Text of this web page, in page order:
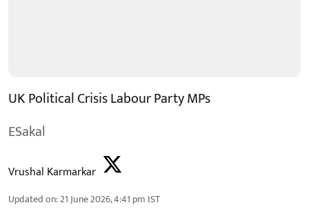
UK Political Crisis Labour Party MPs
ESakal
Vrushal Karmarkar
Updated on:21 June 2026, 4:41 pm IST